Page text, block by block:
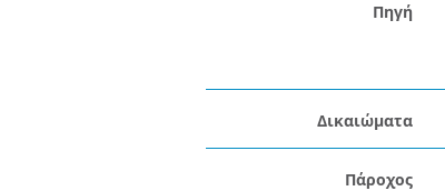
Πηγή
Δικαιώματα
Πάροχος